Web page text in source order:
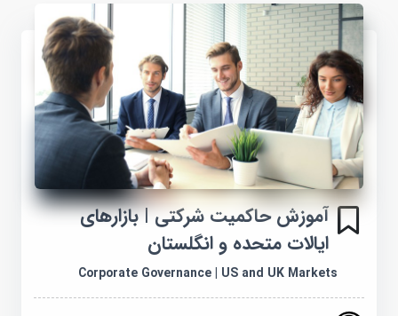
آموزش حاکمیت شرکتی | بازارهای
ایالات متحده و انگلستان
Corporate Governance | US and UK Markets